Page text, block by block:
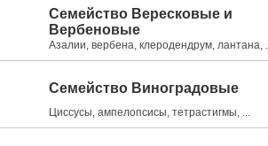
Семейство Вересковые и
Вербеновые
Азалии, вербена, клеродендрум, лантана, ...
Семейство Виноградовые
Циссусы, ампелопсисы, тетрастигмы, ...